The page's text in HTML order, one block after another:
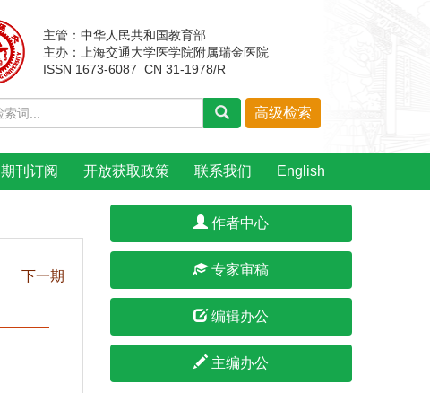
主管：中华人民共和国教育部
主办：上海交通大学医学院附属瑞金医院
ISSN 1673-6087 CN 31-1978/R
期刊订阅 开放获取政策 联系我们 English
下一期
作者中心
专家审稿
编辑办公
主编办公